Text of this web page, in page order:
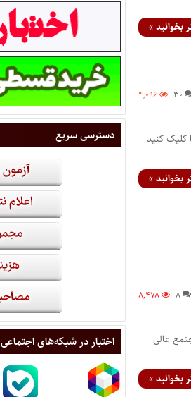
بخوانید »
۳۰ ۴,۰۹۶
کنید
بخوانید »
۸ ۸,۴۷۸
مدرس مجتمع عالی
بخوانید »
دسترسی سریع
اختبار در شبکه‌های اجتماعی